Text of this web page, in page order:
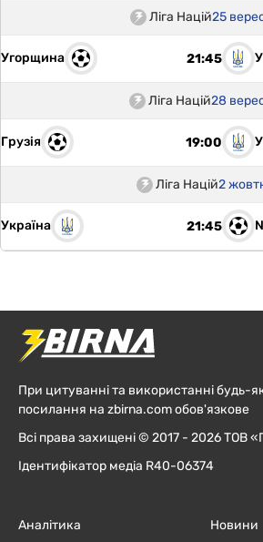
Ліга Націй25
Угорщина 21:45
Ліга Націй28
Грузія 19:00
Ліга Націй2
Україна 21:45
При цитуванні та використанні будь-
посилання на zbirna.com обов'язкове
Всі права захищені © 2017 - 2026 ТОВ
Ідентифікатор медіа R40-06374
Аналітика
Новини